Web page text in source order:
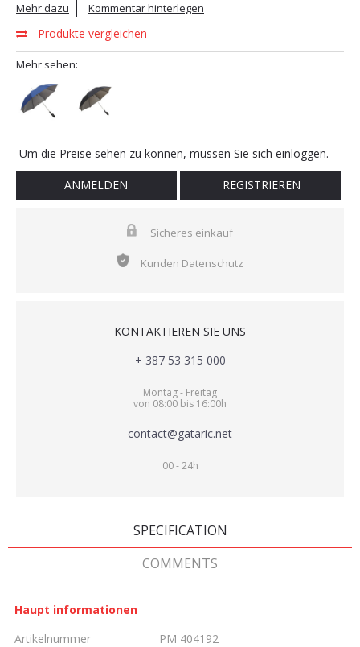
Mehr dazu Kommentar hinterlegen
Produkte vergleichen
Mehr sehen:
Um die Preise sehen zu können, müssen Sie sich einloggen.
ANMELDEN REGISTRIEREN
Sicheres einkauf
Kunden Datenschutz
KONTAKTIEREN SIE UNS
+ 387 53 315 000
Montag - Freitag
von 08:00 bis 16:00h
contact@gataric.net
00 - 24h
SPECIFICATION
COMMENTS
Haupt informationen
Artikelnummer
PM 404192